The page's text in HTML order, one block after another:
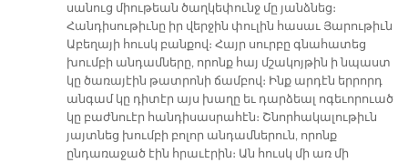
սանուց միութեան ծաղկեփունջ մը յանձնեց։
Հանդիսութիւնը իր վերջին փուլին հասաւ Յարութիւն
Աբեղայի հուսկ բանքով։ Հայր սուրբը գնահատեց
խումբի անդամները, որոնք հայ մշակոյթին ի նպաստ
կը ծառայէին թատրոնի ճամբով։ Ինք արդէն երրորդ
անգամ կը դիտէր այս խաղը եւ դարձեալ ոգեւորուած
կը բաժնուէր հանդիսասրահէն։ Շնորհակալութիւն
յայտնեց խումբի բոլոր անդամներուն, որոնք
ընդառաջած էին հրաւէրին։ Ան հուսկ մի առ մի